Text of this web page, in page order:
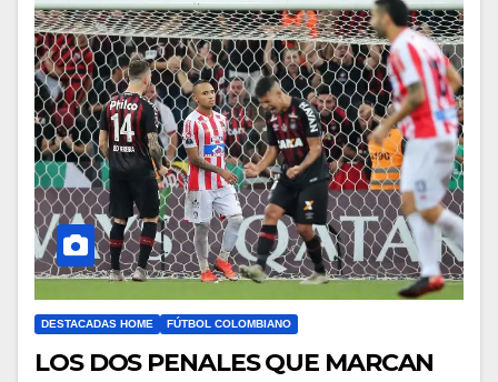
DESTACADAS HOME FÚTBOL COLOMBIANO
LOS DOS PENALES QUE MARCAN